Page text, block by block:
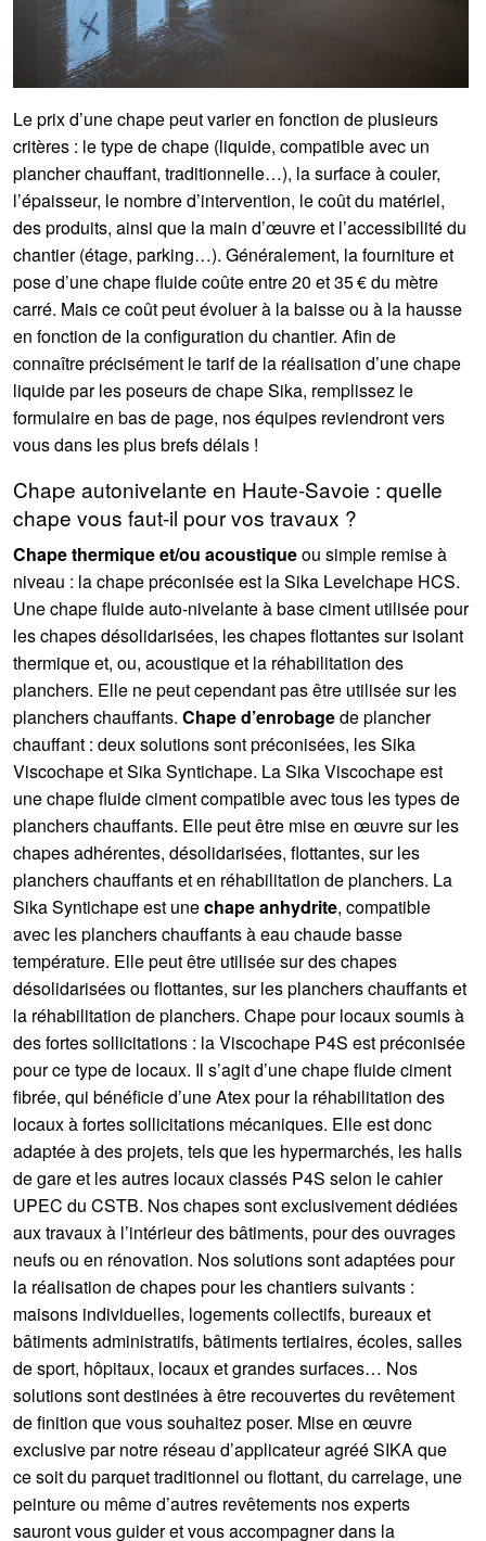
Le prix d’une chape peut varier en fonction de plusieurs
critères : le type de chape (liquide, compatible avec un
plancher chauffant, traditionnelle…), la surface à couler,
l’épaisseur, le nombre d’intervention, le coût du matériel,
des produits, ainsi que la main d’œuvre et l’accessibilité du
chantier (étage, parking…). Généralement, la fourniture et
pose d’une chape fluide coûte entre 20 et 35 € du mètre
carré. Mais ce coût peut évoluer à la baisse ou à la hausse
en fonction de la configuration du chantier. Afin de
connaître précisément le tarif de la réalisation d’une chape
liquide par les poseurs de chape Sika, remplissez le
formulaire en bas de page, nos équipes reviendront vers
vous dans les plus brefs délais !
Chape autonivelante en Haute-Savoie : quelle
chape vous faut-il pour vos travaux ?
Chape thermique et/ou acoustiqueou simple remise à
niveau : la chape préconisée est la Sika Levelchape HCS.
Une chape fluide auto-nivelante à base ciment utilisée pour
les chapes désolidarisées, les chapes flottantes sur isolant
thermique et, ou, acoustique et la réhabilitation des
planchers. Elle ne peut cependant pas être utilisée sur les
planchers chauffants. Chape d’enrobagede plancher
chauffant : deux solutions sont préconisées, les Sika
Viscochape et Sika Syntichape. La Sika Viscochape est
une chape fluide ciment compatible avec tous les types de
planchers chauffants. Elle peut être mise en œuvre sur les
chapes adhérentes, désolidarisées, flottantes, sur les
planchers chauffants et en réhabilitation de planchers. La
Sika Syntichape est unechape anhydrite, compatible
avec les planchers chauffants à eau chaude basse
température. Elle peut être utilisée sur des chapes
désolidarisées ou flottantes, sur les planchers chauffants et
la réhabilitation de planchers. Chape pour locaux soumis à
des fortes sollicitations : la Viscochape P4S est préconisée
pour ce type de locaux. Il s’agit d’une chape fluide ciment
fibrée, qui bénéficie d’une Atex pour la réhabilitation des
locaux à fortes sollicitations mécaniques. Elle est donc
adaptée à des projets, tels que les hypermarchés, les halls
de gare et les autres locaux classés P4S selon le cahier
UPEC du CSTB. Nos chapes sont exclusivement dédiées
aux travaux à l’intérieur des bâtiments, pour des ouvrages
neufs ou en rénovation. Nos solutions sont adaptées pour
la réalisation de chapes pour les chantiers suivants :
maisons individuelles, logements collectifs, bureaux et
bâtiments administratifs, bâtiments tertiaires, écoles, salles
de sport, hôpitaux, locaux et grandes surfaces… Nos
solutions sont destinées à être recouvertes du revêtement
de finition que vous souhaitez poser. Mise en œuvre
exclusive par notre réseau d’applicateur agréé SIKA que
ce soit du parquet traditionnel ou flottant, du carrelage, une
peinture ou même d’autres revêtements nos experts
sauront vous guider et vous accompagner dans la